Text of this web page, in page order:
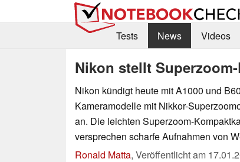
Tests
News Videos
Nikon stellt
Nikon kündigt heute mit A1000 und
Kameramodelle mit Nikkor-
an. Die leichten Superzoom-
versprechen scharfe Aufnahmen von
Ronald Matta, Veröffentlicht am